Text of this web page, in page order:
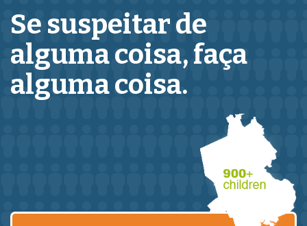
Se suspeitar de
alguma coisa,faça
alguma coisa.